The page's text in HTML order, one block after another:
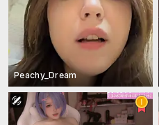
Peachy_Dream